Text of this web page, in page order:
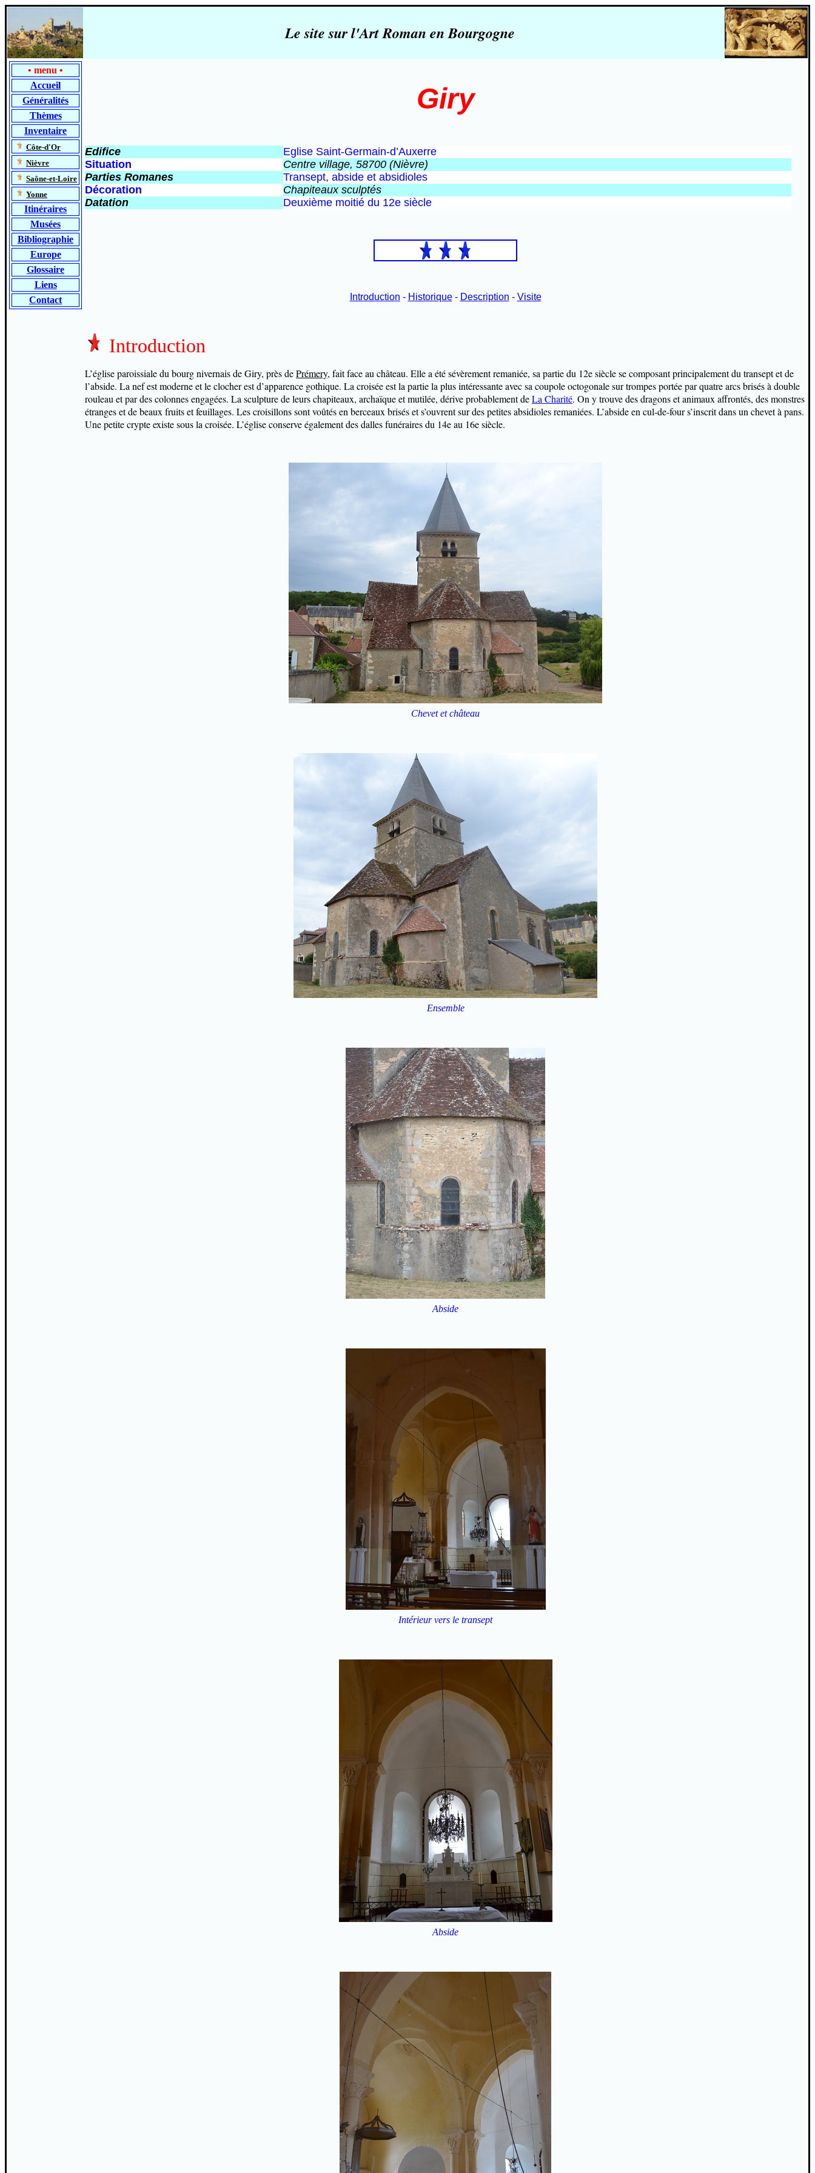
Le site sur l'Art Roman en Bourgogne
• menu •
Accueil
Généralités
Thèmes
Inventaire
Côte-d'Or
Nièvre
Saône-et-Loire
Yonne
Itinéraires
Musées
Bibliographie
Europe
Glossaire
Liens
Contact
Giry
Edifice
Eglise Saint-Germain-d’Auxerre
Situation
Centre village, 58700 (Nièvre)
Parties Romanes
Transept, abside et absidioles
Décoration
Chapiteaux sculptés
Datation
Deuxième moitié du 12e siècle
Introduction - Historique- Description - Visite
Introduction
L’église paroissiale du bourg nivernais de Giry, près dePrémery, fait face au château. Elle a été sévèrement remaniée, sa partie du 12e siècle se composant principalement du transept et de
l’abside. La nef est moderne et le clocher est d’apparence gothique. La croisée est la partie la plus intéressante avec sa coupole octogonale sur trompes portée par quatre arcs brisés à double
rouleau et par des colonnes engagées. La sculpture de leurs chapiteaux, archaïque et mutilée, dérive probablement deLa Charité. On y trouve des dragons et animaux affrontés, des monstres
étranges et de beaux fruits et feuillages. Les croisillons sont voûtés en berceaux brisés et s’ouvrent sur des petites absidioles remaniées. L’abside en cul-de-four s’inscrit dans un chevet à pans.
Une petite crypte existe sous la croisée. L’église conserve également des dalles funéraires du 14e au 16e siècle.
Chevet et château
Ensemble
Abside
Intérieur vers le transept
Abside